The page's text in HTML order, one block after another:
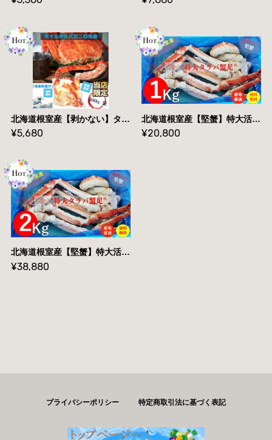
北海道根室産【剥かない】タラバガニむき身300ｇ/袋【送料無料】【産地直送】
¥5,680
北海道根室産【堅蟹】特大活ボイルタラバ蟹足１kg詰め【送料無料】
¥20,800
北海道根室産【堅蟹】特大活ボイルタラバ蟹足２kg詰め【送料無料】
¥38,880
プライバシーポリシー 特定商取引法に基づく表記